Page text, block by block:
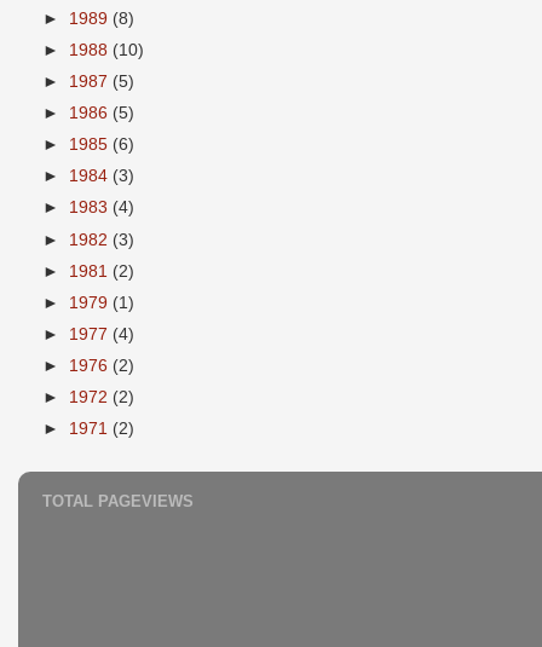
► 1989 (8)
► 1988 (10)
► 1987 (5)
► 1986 (5)
► 1985 (6)
► 1984 (3)
► 1983 (4)
► 1982 (3)
► 1981 (2)
► 1979 (1)
► 1977 (4)
► 1976 (2)
► 1972 (2)
► 1971 (2)
TOTAL PAGEVIEWS